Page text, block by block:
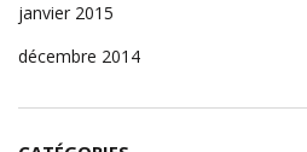
janvier 2015
décembre 2014